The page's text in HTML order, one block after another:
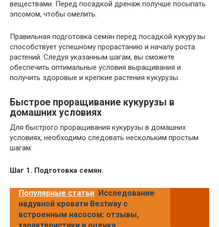
веществами. Перед посадкой дренаж получше посыпать
эпсомом, чтобы омелить.
Правильная подготовка семян перед посадкой кукурузы
способствует успешному прорастанию и началу роста
растений. Следуя указанным шагам, вы сможете
обеспечить оптимальные условия выращивания и
получить здоровые и крепкие растения кукурузы.
Быстрое проращивание кукурузы в
домашних условиях
Для быстрого проращивания кукурузы в домашних
условиях, необходимо следовать нескольким простым
шагам:
Шаг 1. Подготовка семян.
Популярные статьи Исследование
надувной кровати Bestway с
встроенным насосом: отзывы,